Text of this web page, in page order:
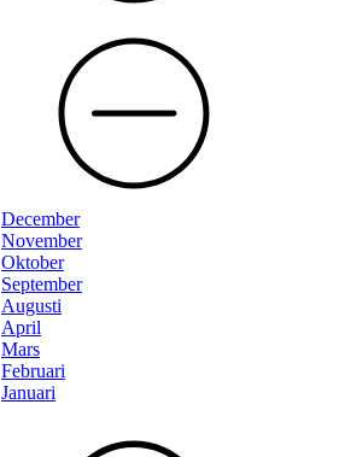
December
November
Oktober
September
Augusti
April
Mars
Februari
Januari